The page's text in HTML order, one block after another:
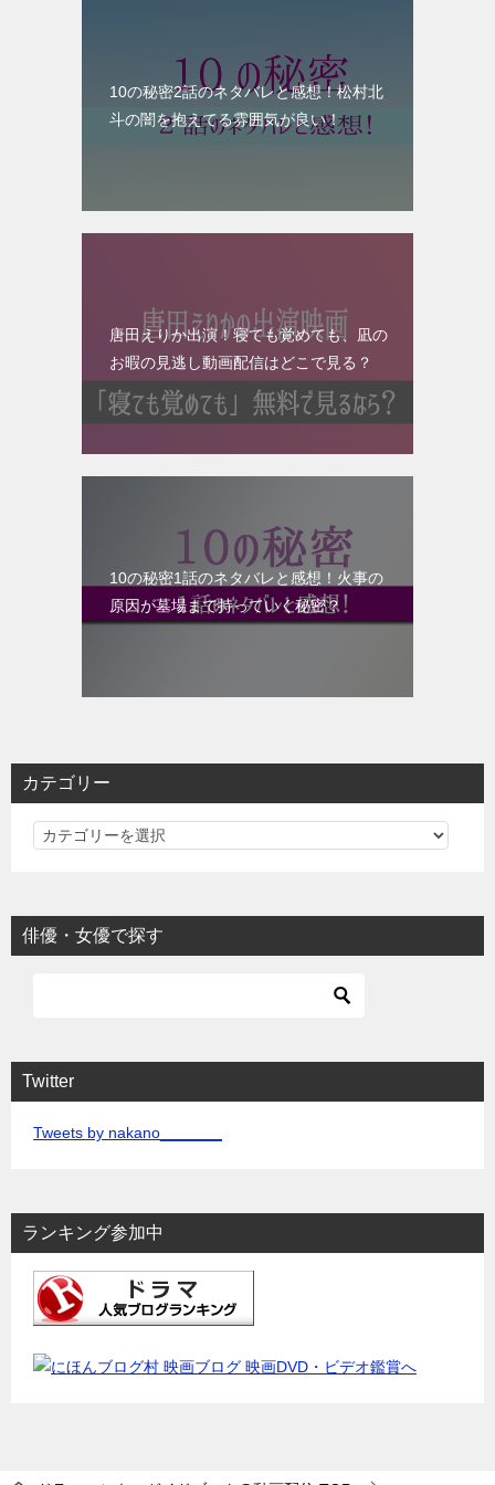
10の秘密2話のネタバレと感想！松村北
斗の闇を抱えてる雰囲気が良い！
唐田えりか出演！寝ても覚めても、凪の
お暇の見逃し動画配信はどこで見る？
10の秘密1話のネタバレと感想！火事の
原因が墓場まで持っていく秘密？
カテゴリー
カ
リ
ー
俳優・女優で探す
Twitter
Tweets by nakano_______
ランキング参加中